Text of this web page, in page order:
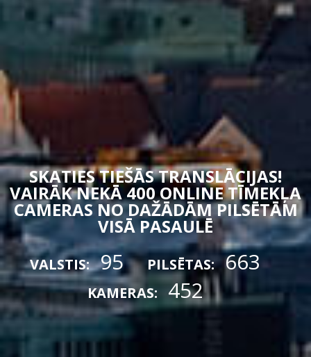
SKATIES TIEŠĀS TRANSLĀCIJAS!
VAIRĀK NEKĀ 400 ONLINE TĪMEKĻA
CAMERAS NO DAŽĀDĀM PILSĒTĀM
VISĀ PASAULĒ
VALSTIS: 95 PILSĒTAS: 663
KAMERAS: 452